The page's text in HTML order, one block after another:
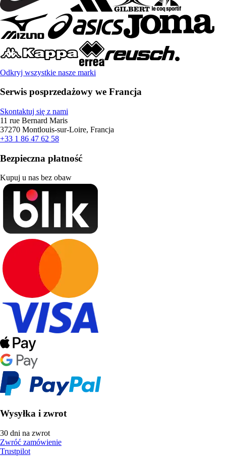
Odkryj wszystkie nasze marki
Serwis posprzedażowy we Francja
Skontaktuj się z nami
11 rue Bernard Maris
37270 Montlouis-sur-Loire, Francja
+33 1 86 47 62 58
Bezpieczna płatność
Kupuj u nas bez obaw
Wysyłka i zwrot
30 dni na zwrot
Zwróć zamówienie
Trustpilot